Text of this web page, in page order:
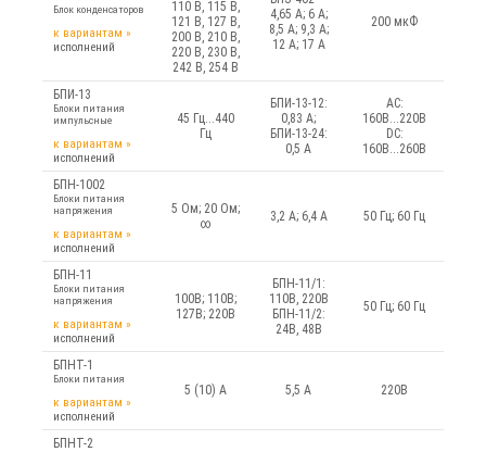
Блок конденсаторов
к вариантам »
исполнений
110 В, 115 В,
121 В, 127 В,
200 В, 210 В,
220 В, 230 В,
242 В, 254 В
4,65 А; 6 А;
8,5 А; 9,3 А;
12 А; 17 А
200 мкФ
БПИ-13
Блоки питания
импульсные
к вариантам »
исполнений
45 Гц...440
Гц
БПИ-13-12:
0,83 А;
БПИ-13-24:
0,5 А
AC:
160В...220В
DC:
160В...260В
БПН-1002
Блоки питания
напряжения
к вариантам »
исполнений
5 Ом; 20 Ом;
∞
3,2 А; 6,4 А 50 Гц; 60 Гц
БПН-11
Блоки питания
напряжения
к вариантам »
исполнений
100В; 110В;
127В; 220В
БПН-11/1:
110В, 220В
БПН-11/2:
24В, 48В
50 Гц; 60 Гц
БПНТ-1
Блоки питания
к вариантам »
исполнений
5 (10) А 5,5 А 220В
БПНТ-2